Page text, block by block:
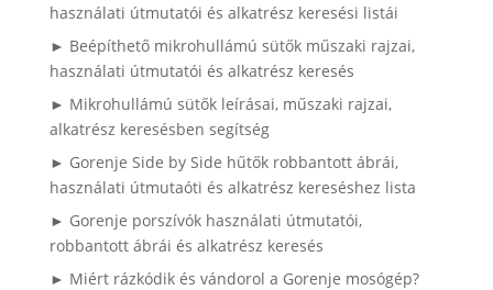
használati útmutatói és alkatrész keresési listái
► Beépíthető mikrohullámú sütők műszaki rajzai,
használati útmutatói és alkatrész keresés
► Mikrohullámú sütők leírásai, műszaki rajzai,
alkatrész keresésben segítség
► Gorenje Side by Side hűtők robbantott ábrái,
használati útmutaóti és alkatrész kereséshez lista
► Gorenje porszívók használati útmutatói,
robbantott ábrái és alkatrész keresés
► Miért rázkódik és vándorol a Gorenje mosógép?